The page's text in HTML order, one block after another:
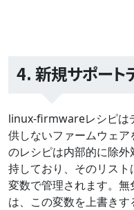
4. 新規サポート
linux-firmwareレシピは
供しないファームウェ
のレシピは内部的に除
持しており、そのリスト
変数で管理されます。
は、この変数を上書きす